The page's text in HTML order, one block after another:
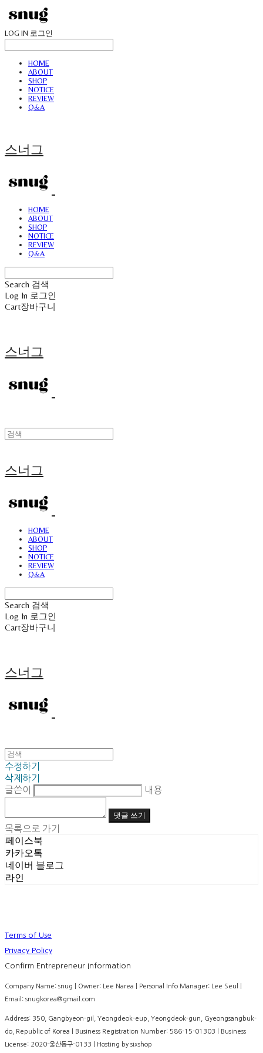
LOG IN 로그인
HOME
ABOUT
SHOP
NOTICE
REVIEW
Q&A
스너그
HOME
ABOUT
SHOP
NOTICE
REVIEW
Q&A
Search 검색
Log In 로그인
Cart장바구니
스너그
스너그
HOME
ABOUT
SHOP
NOTICE
REVIEW
Q&A
Search 검색
Log In 로그인
Cart장바구니
스너그
수정하기
삭제하기
글쓴이
내용
댓글 쓰기
목록으로 가기
페이스북
카카오톡
네이버 블로그
라인
Terms of Use
Privacy Policy
Confirm Entrepreneur Information
Company Name: snug | Owner: Lee Narea | Personal Info Manager: Lee Seul |
Email: snugkorea@gmail.com
Address: 350, Gangbyeon-gil, Yeongdeok-eup, Yeongdeok-gun, Gyeongsangbuk-
do, Republic of Korea | Business Registration Number: 586-15-01303 | Business
License: 2020-울산동구-0133 | Hosting by sixshop